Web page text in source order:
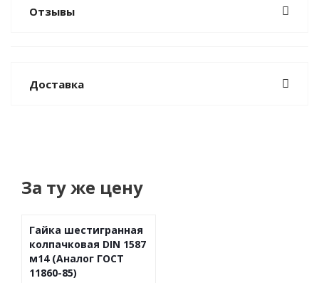
Отзывы
Доставка
За ту же цену
Гайка шестигранная
колпачковая DIN 1587
м14 (Аналог ГОСТ
11860-85)